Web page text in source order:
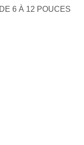
6 À 12 POUCES